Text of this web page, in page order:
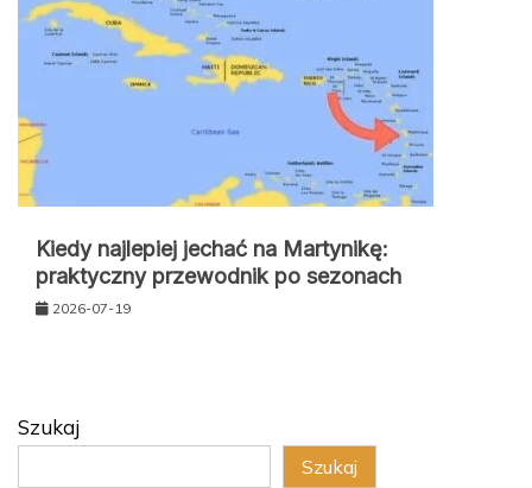
Kiedy najlepiej jechać na Martynikę:
praktyczny przewodnik po sezonach
2026-07-19
Szukaj
Szukaj